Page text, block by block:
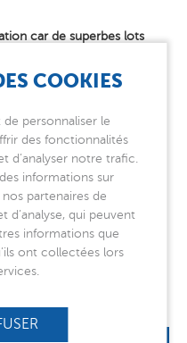
car de superbes lots
dans notre futur projet
nos réseaux sociaux…
trimestre 2022.
le 14/02/2022 à
selon les modalités
pouvez télécharger ci-
PHOTO
COOKIES
personnaliser le
des fonctionnalités
d’analyser notre trafic.
informations sur
partenaires de
d’analyse, qui peuvent
informations que
ont collectées lors